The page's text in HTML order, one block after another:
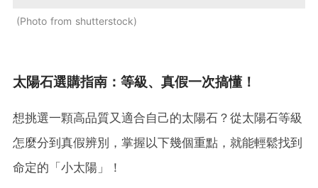
Photo from shutterstock
太陽石選購指南：等級、真假一次搞懂！
想挑選一顆高品質又適合自己的太陽石？從太陽石等級
怎麼分到真假辨別，掌握以下幾個重點，就能輕鬆找到
命定的「小太陽」！